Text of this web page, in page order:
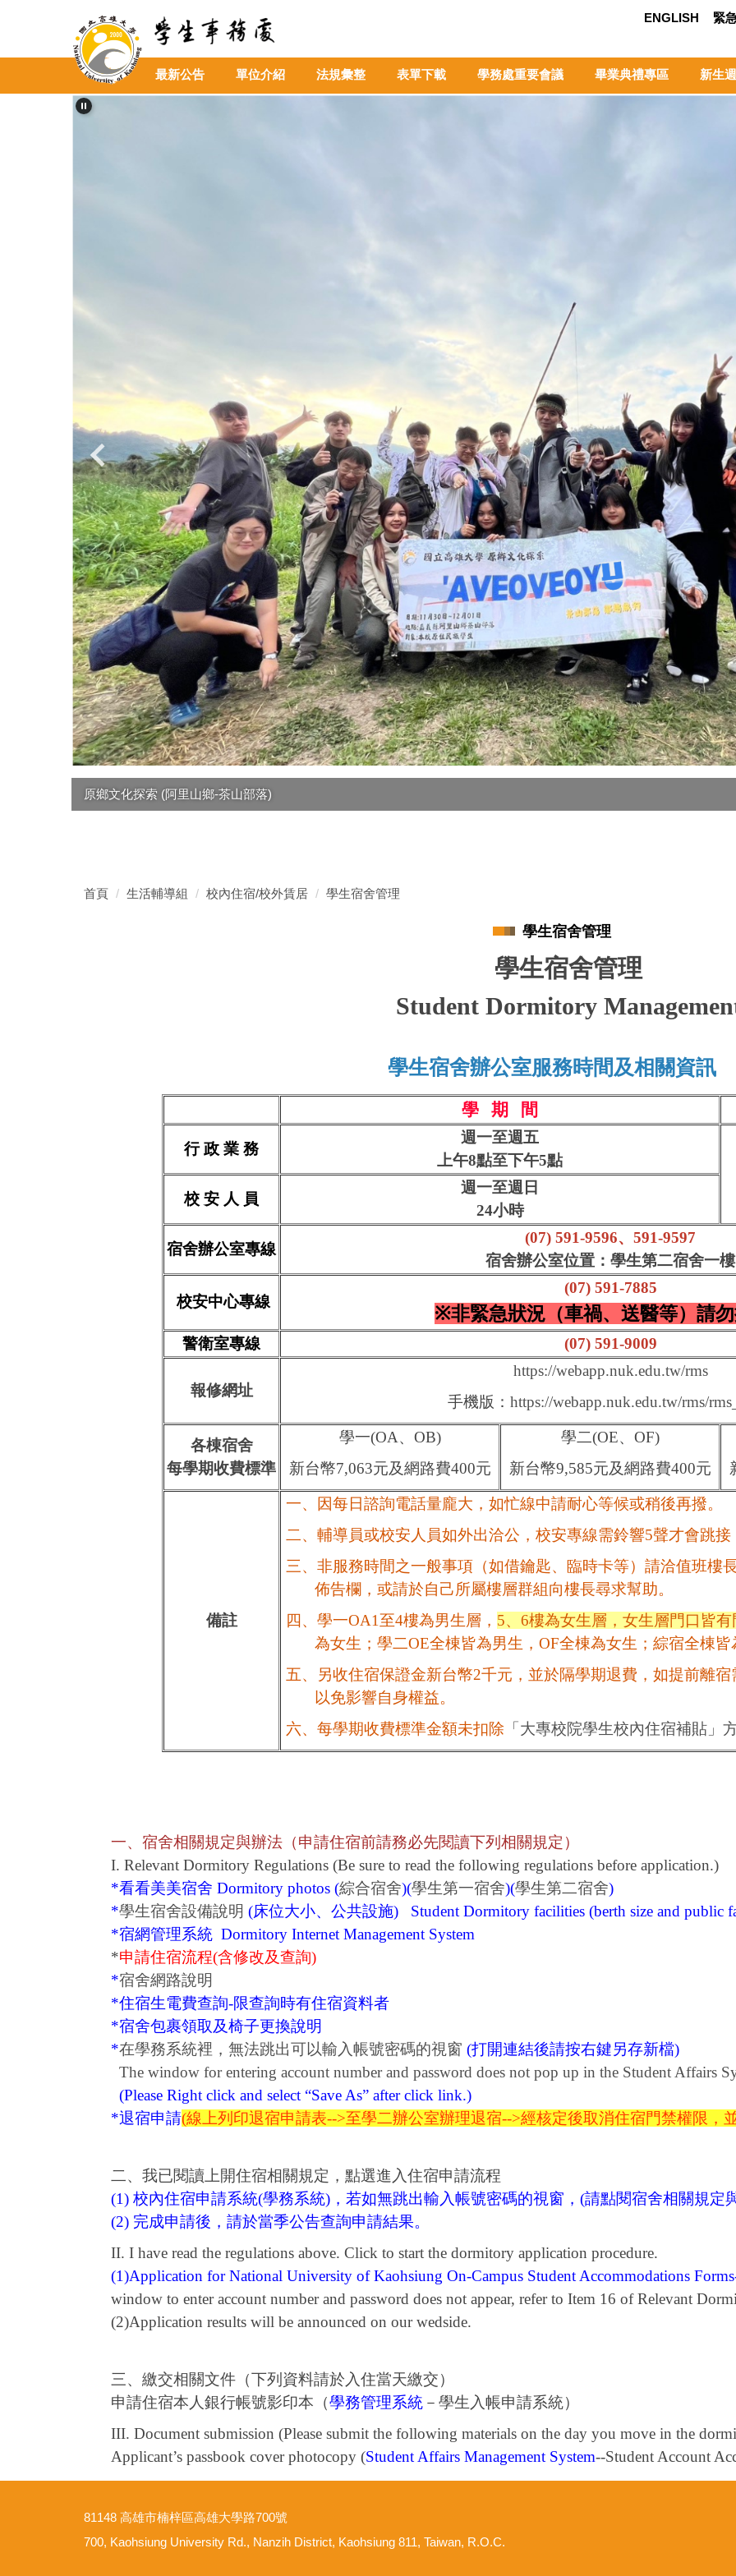
最新公告 單位介紹 法規彙整 表單下載 學務處重要會議 畢業典禮專區 新生
ENGLISH 緊
原鄉文化探索 (阿里山鄉-茶山部落)
首頁 生活輔導組 校內住宿/校外賃居 學生宿舍管理
學生宿舍管理
學生宿舍管理
Student Dormitory
學生宿舍辦公室服務時間及相關資訊
學 期 間
行 政 業 務
週一至週五
上午8點至下午5點
校 安 人 員
週一至週日
24小時
宿舍辦公室專線
(07) 591-9596、 591-9597
宿舍辦公室位置：學生第二宿舍一樓
校安中心專線
(07) 591-7885
※非緊急狀況（車禍、送醫等）請
警衛室專線 (07) 591-9009
報修網址
https://webapp.nuk.edu.tw/rms
手機版： https://webapp.nuk.edu.tw/rms/
各棟宿舍
每學期收費標準
學一(OA、OB)
新台幣7,063元及網路費400元
學二(OE、OF)
新台幣9,585元及網路費400元
備註
一、因每日諮詢電話量龐大，如忙線中請耐心等候或稍後再撥。
二、輔導員或校安人員如外出洽公，校安專線需鈴響5聲才會跳
三、 非服務時間之一般事項（如借鑰匙、臨時卡等）請洽值班樓
佈告欄， 或請於自己所屬樓層群組向樓長尋求幫助。
四、學一OA1至4樓為男生層， 5、6樓為女生層，女生層門口皆
為女生； 學二OE全棟皆為男生，OF全棟為女生；綜宿全棟皆
五、另收住宿保證金新台幣2千元，並於隔學期退費，如提前離
以免影響自身權益。
六、 每學期收費標準金額未扣除 「大專校院學生校內住宿補貼」
一、宿舍相關規定與辦法（申請住宿前請務必先閱讀下列相關規定）
I. Relevant Dormitory Regulations (Be sure to read the following regulations before application.)
*看看美美宿舍 Dormitory photos (綜合宿舍)(學生第一宿舍)(學生第二宿舍)
*學生宿舍設備說明 (床位大小、公共設施)
Student Dormitory facilities (berth size and public
*宿網管理系統 Dormitory Internet Management System
*申請住宿流程(含修改及查詢)
*宿舍網路說明
*住宿生電費查詢-限查詢時有住宿資料者
*宿舍包裹領取及椅子更換說明
*在學務系統裡，無法跳出可以輸入帳號密碼的視窗 (打開連結後請按右鍵另存新檔)
The window for entering account number and password does not pop up in the Student Affairs
(Please Right click and select “Save As” after click link.)
*退宿申請(線上列印退宿申請表-->至學二辦公室辦理退宿-->經核定後取消住宿門禁權限，
二、我已閱讀上開住宿相關規定，點選進入住宿申請流程
(1) 校內住宿申請系統(學務系統)， 若如無跳出輸入帳號密碼的視窗，(請點閱宿舍相關規定
(2) 完成申請後，請於當季公告查詢申請結果。
II. I have read the regulations above. Click to start the dormitory application procedure.
(1)Application for National University of Kaohsiung On-Campus Student Accommodations
window to enter account number and password does not appear, refer to Item 16 of Relevant
(2)Application results will be announced on our wedside.
三、繳交相關文件（下列資料請於入住當天繳交）
申請住宿本人銀行帳號影印本（學務管理系統－學生入帳申請系統）
III. Document submission (Please submit the following materials on the day you move in the
Applicant’s passbook cover photocopy (Student Affairs Management System--Student Account
81148 高雄市楠梓區高雄大學路700號
700, Kaohsiung University Rd., Nanzih District, Kaohsiung 811, Taiwan, R.O.C.